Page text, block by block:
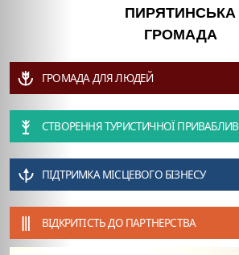
ПИРЯТИНСЬКА
ГРОМАДА
ГРОМАДА ДЛЯ ЛЮДЕЙ
СТВОРЕННЯ ТУРИСТИЧНОЇ
ПІДТРИМКА МІСЦЕВОГО БІЗНЕСУ
ВІДКРИТІСТЬ ДО ПАРТНЕРСТВА